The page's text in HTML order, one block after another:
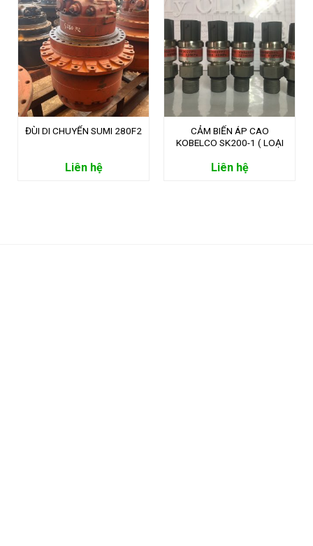
ĐÙI DI CHUYỂN SUMI 280F2
Liên hệ
CẢM BIẾN ÁP CAO
KOBELCO SK200-1 ( LOẠI
Liên hệ